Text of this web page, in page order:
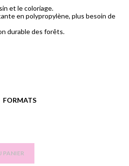
à
2,90 €
et le coloriage.
en polypropylène, plus besoin de
durable des forêts.
FORMATS
PANIER